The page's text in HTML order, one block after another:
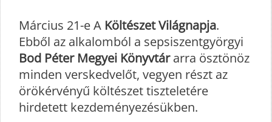
Március 21-e A Költészet Világnapja.
Ebből az alkalomból a sepsiszentgyörgyi
Bod Péter Megyei Könyvtárarra ösztönöz
minden verskedvelőt, vegyen részt az
örökérvényű költészet tiszteletére
hirdetett kezdeményezésükben.